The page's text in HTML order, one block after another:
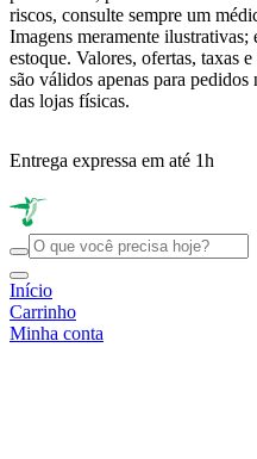
riscos, consulte sempre um
Imagens meramente
estoque. Valores, ofertas, taxas
são válidos apenas para
das lojas físicas.
Entrega expressa em até 1h
Início
Carrinho
Minha conta